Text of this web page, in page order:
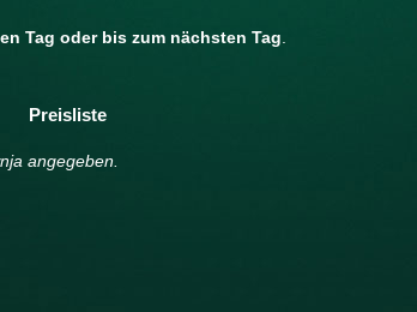
Tag oder bis zum nächsten Tag.
Preisliste
angegeben.